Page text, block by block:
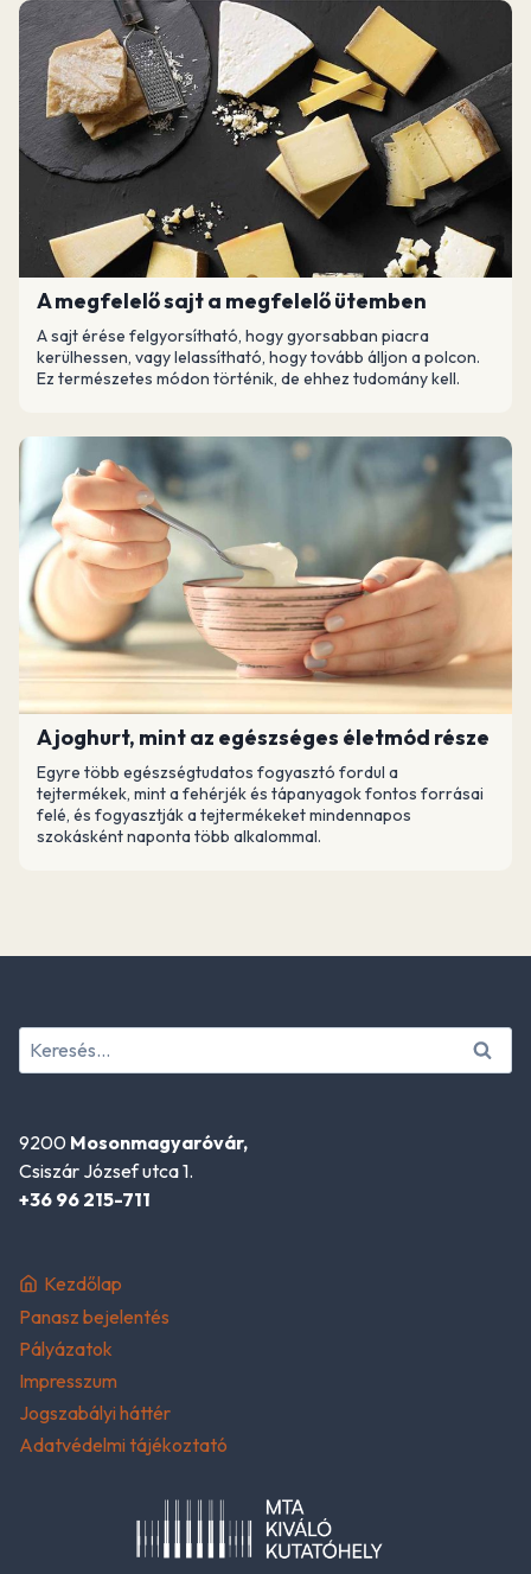
A megfelelő sajt a megfelelő ütemben
A sajt érése felgyorsítható, hogy gyorsabban piacra
kerülhessen, vagy lelassítható, hogy tovább álljon a polcon.
Ez természetes módon történik, de ehhez tudomány kell.
A joghurt, mint az egészséges életmód része
Egyre több egészségtudatos fogyasztó fordul a
tejtermékek, mint a fehérjék és tápanyagok fontos forrásai
felé, és fogyasztják a tejtermékeket mindennapos
szokásként naponta több alkalommal.
Keresés:
9200 Mosonmagyaróvár,
Csiszár József utca 1.
+36 96 215-711
Kezdőlap
Panasz bejelentés
Pályázatok
Impresszum
Jogszabályi háttér
Adatvédelmi tájékoztató